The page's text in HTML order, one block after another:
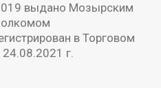
выдано Мозырским
в Торговом
24.08.2021 г.